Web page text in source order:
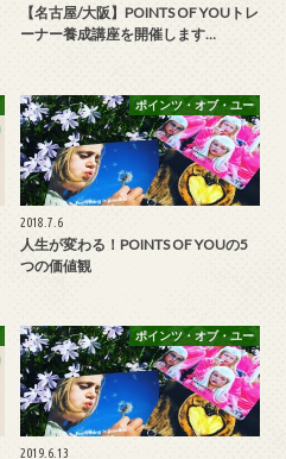
【名古屋/大阪】POINTS OF YOUトレ
ーナー養成講座を開催します…
ポインツ・オブ・ユー
2018.7.6
人生が変わる！POINTS OF YOUの5
つの価値観
ポインツ・オブ・ユー
2019.6.13